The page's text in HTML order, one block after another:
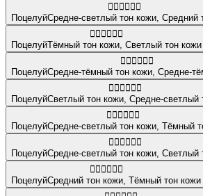
🧑🏼‍❤️‍💋‍🧑🏽
ПоцелуйСредне-светлый тон кожи Средний
👩🏿‍❤️‍💋‍👨🏻
ПоцелуйТёмный тон кожи Светлый тон кожи
👨🏾‍❤️‍💋‍👨🏾
ПоцелуйСредне-тёмный тон кожи Средне-
👩🏻‍❤️‍💋‍👩🏼
ПоцелуйСветлый тон кожи Средне-светлый
👨🏼‍❤️‍💋‍👨🏿
ПоцелуйСредне-светлый тон кожи Тёмный
🧑🏼‍❤️‍💋‍🧑🏻
ПоцелуйСредне-светлый тон кожи Светлый
👩🏽‍❤️‍💋‍👨🏿
ПоцелуйСредний тон кожи Тёмный тон кожи